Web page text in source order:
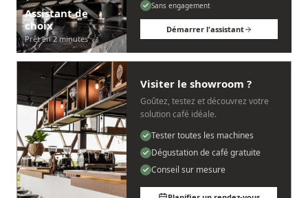
Assistant de
choix
Prêt en 2 minutes
Sans engagement
Démarrer l'assistant
Visiter le showroom ?
Goûtez, testez et découvrez votre
solution café idéale.
Tester toutes les machines
Dégustation de café gratuite
Conseil sur mesure